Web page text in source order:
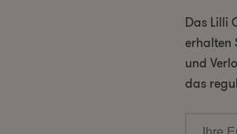
Das Lilli
erhalten
und
das